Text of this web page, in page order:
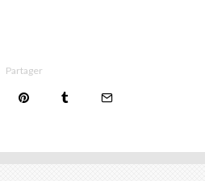
Partager